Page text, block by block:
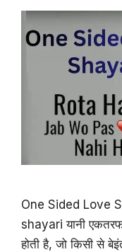
One Sided Love
shayari यानी
होती है, जो किसी से